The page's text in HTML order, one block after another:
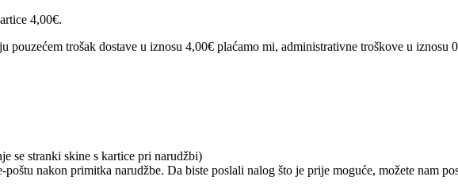
4,00€.
trošak dostave u iznosu 4,00€ plaćamo mi, administrativne troškove u iznosu
se stranki skine s kartice pri narudžbi)
nakon primitka narudžbe. Da biste poslali nalog što je prije moguće, možete nam